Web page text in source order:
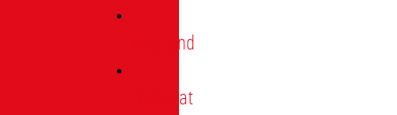
Vorstand
Ehrenrat